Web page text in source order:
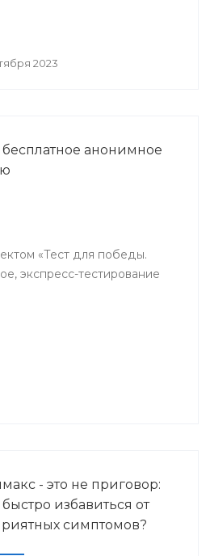
2023
анонимное
«Тест для победы.
экспресс-тестирование
- это не приговор:
быстро избавиться от
симптомов?